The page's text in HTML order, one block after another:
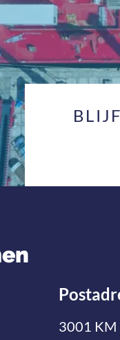
3001 KM